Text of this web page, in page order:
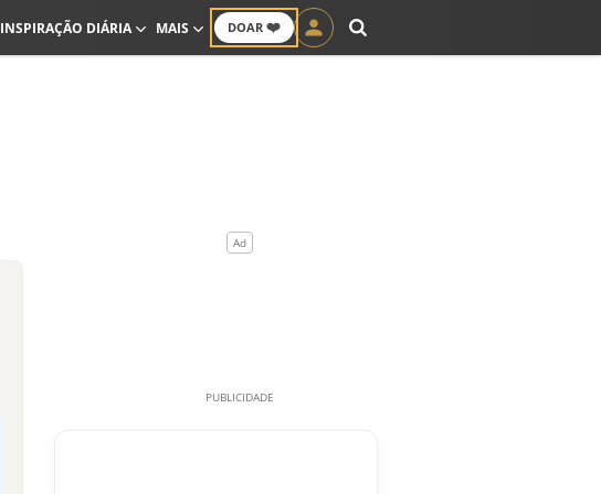
DOAR ❤️
INSPIRAÇÃO DIÁRIA MAIS